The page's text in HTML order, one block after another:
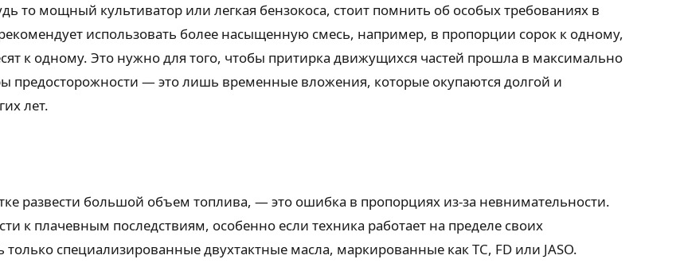
то мощный культиватор или легкая бензокоса, стоит помнить об особых требованиях в
использовать более насыщенную смесь, например, в пропорции сорок к одному,
к одному. Это нужно для того, чтобы притирка движущихся частей прошла в максимально
предосторожности — это лишь временные вложения, которые окупаются долгой и
лет.
развести большой объем топлива, — это ошибка в пропорциях из-за невнимательности.
к плачевным последствиям, особенно если техника работает на пределе своих
специализированные двухтактные масла, маркированные как TC, FD или JASO.